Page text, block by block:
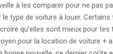
à les comparer pour ne pas
le type de voiture à louer.
qu’elles sont mieux pour
pour la location de voiture +